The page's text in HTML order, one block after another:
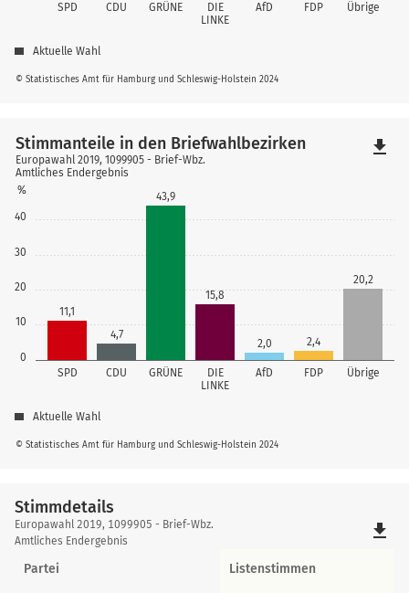
SPD CDU GRÜNE
DIE
LINKE
AfD FDP Übrige
© Statistisches Amt für Hamburg und Schleswig-Holstein 2024
Aktuelle Wahl
0
10
20
30
40
%
SPD CDU GRÜNE
DIE
LINKE
AfD FDP Übrige
11,1
4,7
43,9
15,8
2,0 2,4
20,2
© Statistisches Amt für Hamburg und Schleswig-Holstein 2024
Stimmanteile in den Briefwahlbezirken
Europawahl 2019, 1099905 - Brief-Wbz.
Amtliches Endergebnis
Aktuelle Wahl
file_download
Stimmdetails
Stimmdetails
Europawahl 2019, 1099905 - Brief-Wbz.
Amtliches Endergebnis
file_download
Partei Listenstimmen